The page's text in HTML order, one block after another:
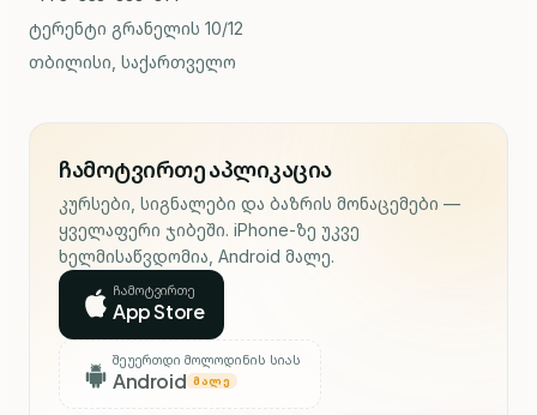
ტერენტი გრანელის 10/12
თბილისი, საქართველო
ჩამოტვირთე აპლიკაცია
კურსები, სიგნალები და ბაზრის მონაცემები —
ყველაფერი ჯიბეში. iPhone-ზე უკვე
ხელმისაწვდომია, Android მალე.
ჩამოტვირთე
App Store
შეუერთდი მოლოდინის სიას
Android ᲛᲐᲚᲔ